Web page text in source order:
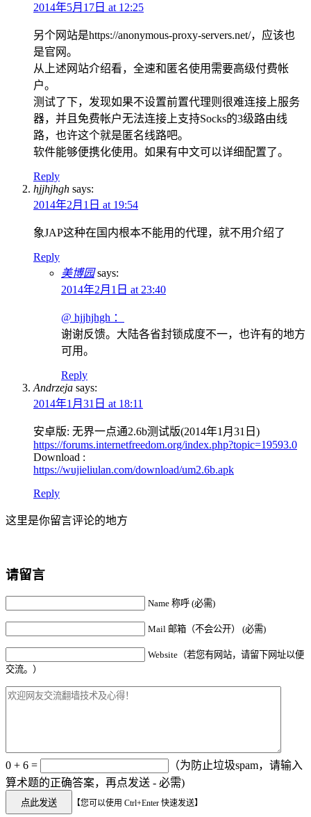
2014年5月17日 at 12:25
另个网站是https://anonymous-proxy-servers.net/，应该也
是官网。
从上述网站介绍看，全速和匿名使用需要高级付费帐
户。
测试了下，发现如果不设置前置代理则很难连接上服务
器，并且免费帐户无法连接上支持Socks的3级路由线
路，也许这个就是匿名线路吧。
软件能够便携化使用。如果有中文可以详细配置了。
Reply
hjjhjhgh says:
2014年2月1日 at 19:54
象JAP这种在国内根本不能用的代理，就不用介绍了
Reply
美博园 says:
2014年2月1日 at 23:40
@ hjjhjhgh ：
谢谢反馈。大陆各省封锁成度不一，也许有的地方
可用。
Reply
Andrzeja says:
2014年1月31日 at 18:11
安卓版: 无界一点通2.6b测试版(2014年1月31日)
https://forums.internetfreedom.org/index.php?topic=19593.0
Download :
https://wujieliulan.com/download/um2.6b.apk
Reply
这里是你留言评论的地方
请留言
Name 称呼 (必需)
Mail 邮箱（不会公开） (必需)
Website（若您有网站，请留下网址以便
交流。）
0 + 6 =
（为防止垃圾spam，请输入
算术题的正确答案，再点发送 - 必需)
【您可以使用 Ctrl+Enter 快速发送】